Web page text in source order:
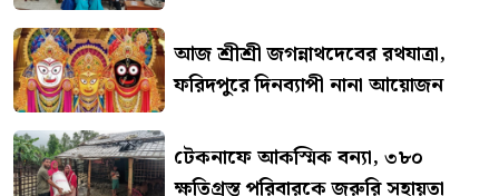
আজ শ্রীশ্রী জগন্নাথদেবের রথযাত্রা,
ফরিদপুরে দিনব্যাপী নানা আয়োজন
টেকনাফে আকস্মিক বন্যা, ৩৮০
ক্ষতিগ্রস্ত পরিবারকে জরুরি সহায়তা